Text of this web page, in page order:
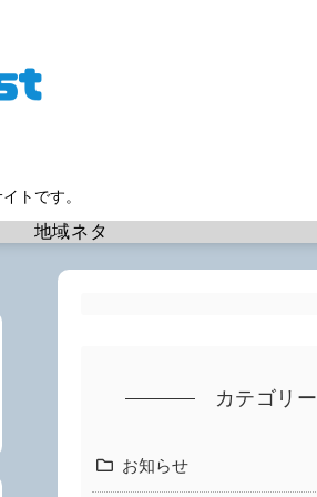
トです。
地域ネタ
カテゴリー
お知らせ